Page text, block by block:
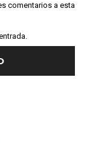
comentarios a esta